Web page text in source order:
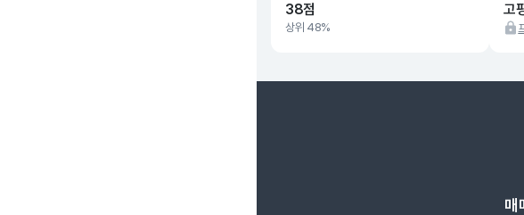
38점
상위 48%
고
매